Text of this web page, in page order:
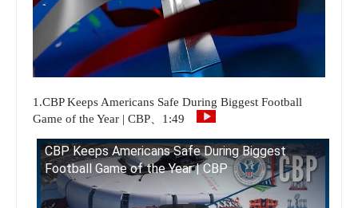
1.CBP Keeps Americans Safe During Biggest Football
Game of the Year | CBP、1:49
CBP Keeps Americans Safe During Biggest
Football Game of the Year | CBP